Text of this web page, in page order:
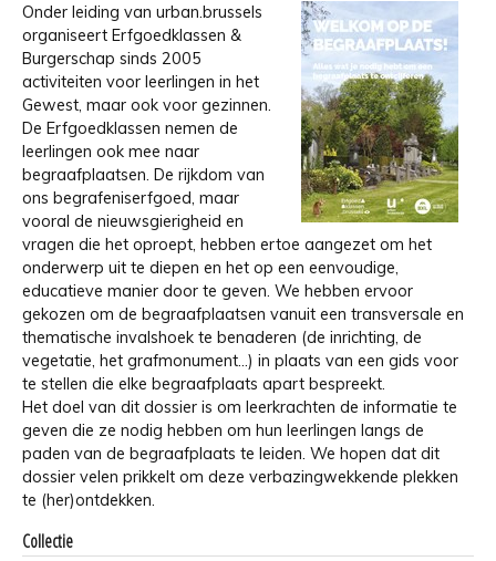
Onder leiding van urban.brussels
organiseert Erfgoedklassen &
Burgerschap sinds 2005
activiteiten voor leerlingen in het
Gewest, maar ook voor gezinnen.
De Erfgoedklassen nemen de
leerlingen ook mee naar
begraafplaatsen. De rijkdom van
ons begrafeniserfgoed, maar
vooral de nieuwsgierigheid en
vragen die het oproept, hebben ertoe aangezet om het
onderwerp uit te diepen en het op een eenvoudige,
educatieve manier door te geven. We hebben ervoor
gekozen om de begraafplaatsen vanuit een transversale en
thematische invalshoek te benaderen (de inrichting, de
vegetatie, het grafmonument...) in plaats van een gids voor
te stellen die elke begraafplaats apart bespreekt.
Het doel van dit dossier is om leerkrachten de informatie te
geven die ze nodig hebben om hun leerlingen langs de
paden van de begraafplaats te leiden. We hopen dat dit
dossier velen prikkelt om deze verbazingwekkende plekken
te (her)ontdekken.
Collectie